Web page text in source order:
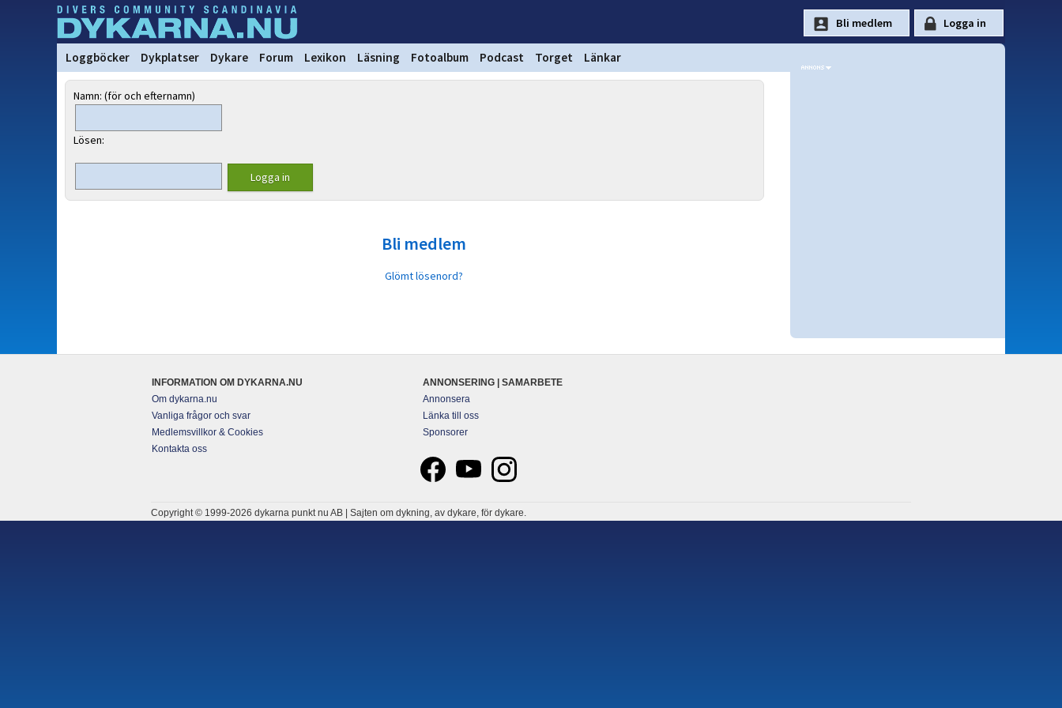
Loggböcker Dykplatser Dykare Forum Lexikon Läsning Fotoalbum Podcast Torget Länkar
Namn: (för och efternamn)
Lösen:
Bli medlem
Glömt lösenord?
INFORMATION OM DYKARNA.NU
Om dykarna.nu
Vanliga frågor och svar
Medlemsvillkor & Cookies
Kontakta oss
ANNONSERING | SAMARBETE
Annonsera
Länka till oss
Sponsorer
Copyright © 1999-2026 dykarna punkt nu AB | Sajten om dykning, av dykare, för dykare.